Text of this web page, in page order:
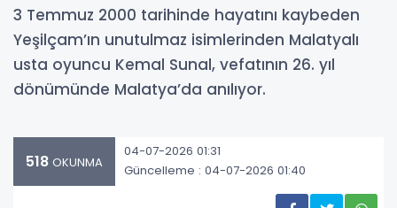
3 Temmuz 2000 tarihinde hayatını kaybeden
Yeşilçam’ın unutulmaz isimlerinden Malatyalı
usta oyuncu Kemal Sunal, vefatının 26. yıl
dönümünde Malatya’da anılıyor.
518 OKUNMA
04-07-2026 01:31
Güncelleme : 04-07-2026 01:40